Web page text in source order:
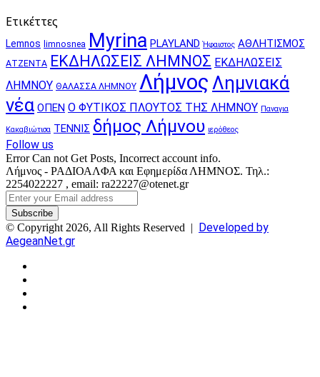
Ετικέττες
Lemnos limnosnea Myrina PLAYLAND Ήφαιστος ΑΘΛΗΤΙΣΜΟΣ
ΑΤΖΕΝΤΑ ΕΚΔΗΛΩΣΕΙΣ ΛΗΜΝΟΣ ΕΚΔΗΛΩΣΕΙΣ
ΛΗΜΝΟΥ ΘΑΛΑΣΣΑ ΛΗΜΝΟΥ Λήμνος Λημνιακά
νέα ΟΠΕΝ Ο ΦΥΤΙΚΟΣ ΠΛΟΥΤΟΣ ΤΗΣ ΛΗΜΝΟΥ Παναγια
Κακαβιώτισα ΤΕΝΝΙΣ δήμος Λήμνου ιερόθεος
Follow us
Error Can not Get Posts, Incorrect account info.
Λήμνος - ΡΑΔΙΟΑΛΦΑ και Εφημερίδα ΛΗΜΝΟΣ. Τηλ.:
2254022227 , email: ra22227@otenet.gr
Enter
your
Email
address
© Copyright 2026, All Rights Reserved | Developed by
AegeanNet.gr